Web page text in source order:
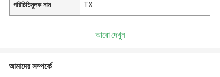
পরিচিতিমুলক নাম TX
আরো দেখুন
আমাদের সম্পর্কে